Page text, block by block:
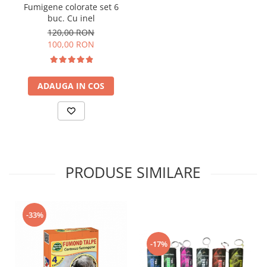
Fumigene colorate set 6
buc. Cu inel
120,00 RON
100,00 RON
ADAUGA IN COS
PRODUSE SIMILARE
-33%
-17%